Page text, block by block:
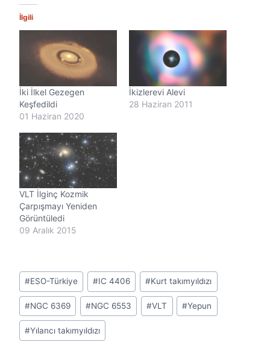
n
İlgili
İki İlkel Gezegen
Keşfedildi
01 Haziran 2020
İkizlerevi Alevi
28 Haziran 2011
VLT İlginç Kozmik
Çarpışmayı Yeniden
Görüntüledi
09 Aralık 2015
Post
Tags:
#ESO-Türkiye #IC 4406 #Kurt takımyıldızı
#NGC 6369 #NGC 6553 #VLT #Yepun
#Yılancı takımyıldızı